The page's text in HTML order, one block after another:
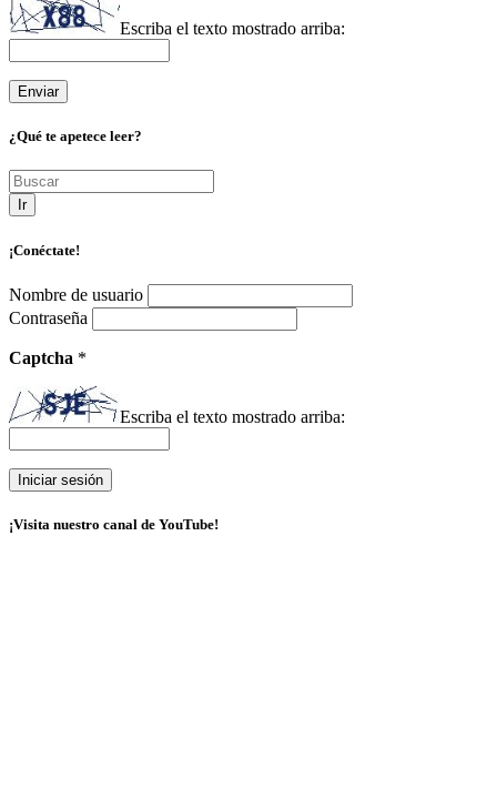
Escriba el texto mostrado arriba:
¿Qué te apetece leer?
Ir
¡Conéctate!
Nombre de usuario
Contraseña
Captcha *
Escriba el texto mostrado arriba:
¡Visita nuestro canal de YouTube!